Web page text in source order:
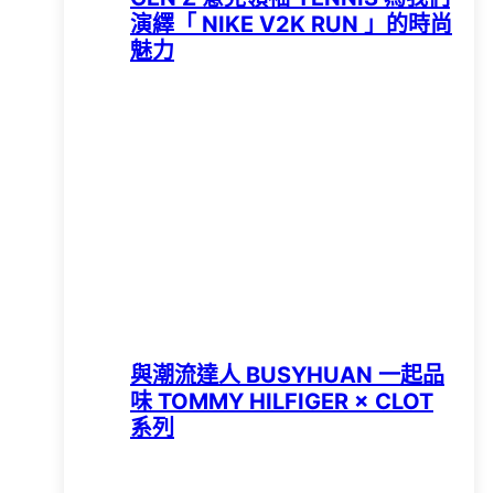
演繹「 NIKE V2K RUN 」的時尚
魅力
與潮流達人 BUSYHUAN 一起品
味 TOMMY HILFIGER × CLOT
系列